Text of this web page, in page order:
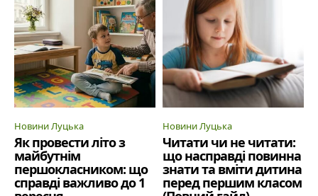
Новини Луцька
Як провести літо з
майбутнім
першокласником: що
справді важливо до 1
Новини Луцька
Читати чи не читати:
що насправді повинна
знати та вміти дитина
перед першим класом